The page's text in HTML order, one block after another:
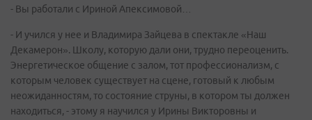
- Вы работали с Ириной Апексимовой…
- И учился у нее и Владимира Зайцева в спектакле «Наш
Декамерон». Школу, которую дали они, трудно переоценить.
Энергетическое общение с залом, тот профессионализм, с
которым человек существует на сцене, готовый к любым
неожиданностям, то состояние струны, в котором ты должен
находиться, - этому я научился у Ирины Викторовны и